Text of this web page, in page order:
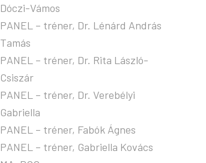
Dóczi-Vámos
PANEL – tréner, Dr. Lénárd András
Tamás
PANEL – tréner, Dr. Rita László-
Csiszár
PANEL – tréner, Dr. Verebélyi
Gabriella
PANEL – tréner, Fabók Ágnes
PANEL – tréner, Gabriella Kovács